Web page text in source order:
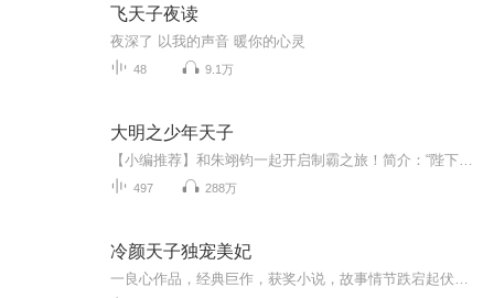
飞天子夜读
夜深了 以我的声音 暖你的心灵
48 9.1万
大明之少年天子
497 288万
冷颜天子独宠美妃